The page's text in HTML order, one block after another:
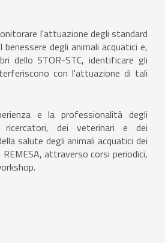
l'attuazione degli standard
degli animali acquatici e,
dello STOR-STC, identificare gli
con l'attuazione di tali
e la professionalità degli
ricercatori, dei veterinari e dei
salute degli animali acquatici dei
attraverso corsi periodici,